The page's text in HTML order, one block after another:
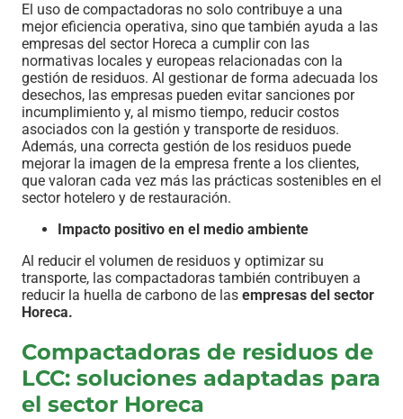
El uso de compactadoras no solo contribuye a una
mejor eficiencia operativa, sino que también ayuda a las
empresas del sector Horeca a cumplir con las
normativas locales y europeas relacionadas con la
gestión de residuos. Al gestionar de forma adecuada los
desechos, las empresas pueden evitar sanciones por
incumplimiento y, al mismo tiempo, reducir costos
asociados con la gestión y transporte de residuos.
Además, una correcta gestión de los residuos puede
mejorar la imagen de la empresa frente a los clientes,
que valoran cada vez más las prácticas sostenibles en el
sector hotelero y de restauración.
Impacto positivo en el medio ambiente
Al reducir el volumen de residuos y optimizar su
transporte, las compactadoras también contribuyen a
reducir la huella de carbono de las empresas del sector
Horeca.
Compactadoras de residuos de
LCC: soluciones adaptadas para
el sector Horeca